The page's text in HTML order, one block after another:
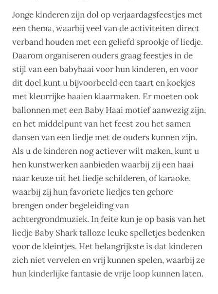
Jonge kinderen zijn dol op verjaardagsfeestjes met
een thema, waarbij veel van de activiteiten direct
verband houden met een geliefd sprookje of liedje.
Daarom organiseren ouders graag feestjes in de
stijl van een babyhaai voor hun kinderen, en voor
dit doel kunt u bijvoorbeeld een taart en koekjes
met kleurrijke haaien klaarmaken. Er moeten ook
ballonnen met een Baby Haai motief aanwezig zijn,
en het middelpunt van het feest zou het samen
dansen van een liedje met de ouders kunnen zijn.
Als u de kinderen nog actiever wilt maken, kunt u
hen kunstwerken aanbieden waarbij zij een haai
naar keuze uit het liedje schilderen, of karaoke,
waarbij zij hun favoriete liedjes ten gehore
brengen onder begeleiding van
achtergrondmuziek. In feite kun je op basis van het
liedje Baby Shark talloze leuke spelletjes bedenken
voor de kleintjes. Het belangrijkste is dat kinderen
zich niet vervelen en vrij kunnen spelen, waarbij ze
hun kinderlijke fantasie de vrije loop kunnen laten.